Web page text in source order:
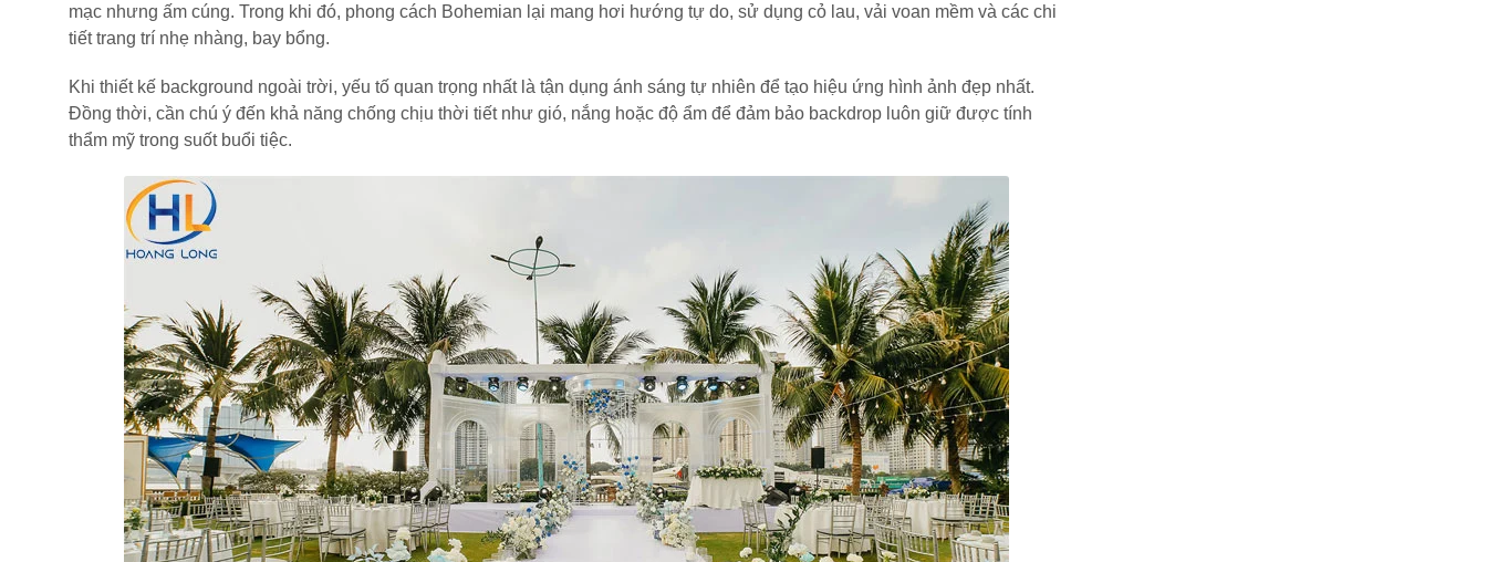
mạc nhưng ấm cúng. Trong khi đó, phong cách Bohemian lại mang hơi hướng tự do, sử dụng cỏ lau, vải voan mềm và các chi
tiết trang trí nhẹ nhàng, bay bổng.
Khi thiết kế background ngoài trời, yếu tố quan trọng nhất là tận dụng ánh sáng tự nhiên để tạo hiệu ứng hình ảnh đẹp nhất.
Đồng thời, cần chú ý đến khả năng chống chịu thời tiết như gió, nắng hoặc độ ẩm để đảm bảo backdrop luôn giữ được tính
thẩm mỹ trong suốt buổi tiệc.